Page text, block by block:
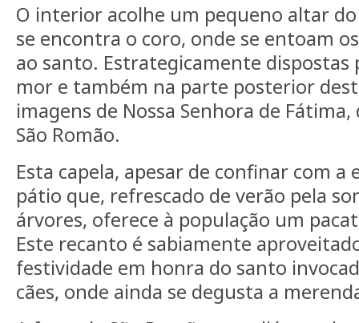
O interior acolhe um pequeno altar
se encontra o coro, onde se entoam
ao santo. Estrategicamente
mor e também na parte posterior
imagens de Nossa Senhora de
São Romão.
Esta capela, apesar de confinar com a
pátio que, refrescado de verão pela
árvores, oferece à população um
Este recanto é sabiamente
festividade em honra do santo
cães, onde ainda se degusta a